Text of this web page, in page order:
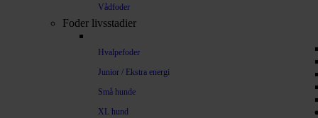
Vådfoder
Foder livsstadier
Hvalpefoder
Junior / Ekstra energi
Små hunde
XL hund